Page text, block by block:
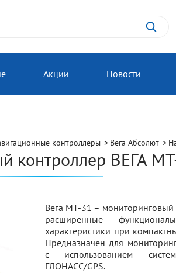
Акции Новости
контроллеры Вега Абсолют
контроллер ВЕГА
Вега МТ-31 – мониторинговый
расширенные
характеристики при
Предназначен для
с использованием
ГЛОНАСС/GPS.